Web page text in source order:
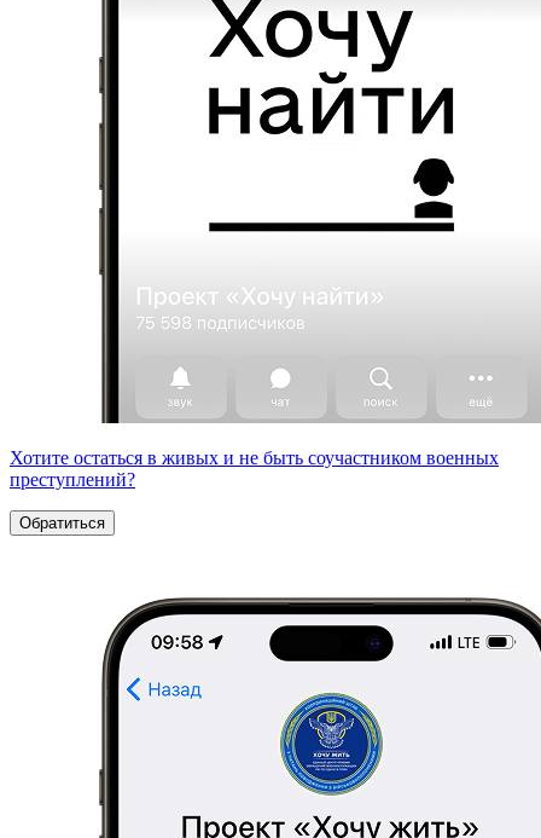
Хотите остаться в живых и не быть соучастником военных
преступлений?
Обратиться